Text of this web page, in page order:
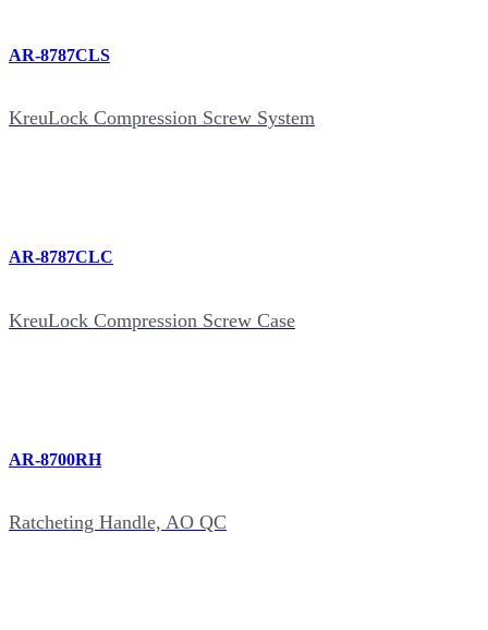
AR-8787CLS
KreuLock Compression Screw System
AR-8787CLC
KreuLock Compression Screw Case
AR-8700RH
Ratcheting Handle, AO QC